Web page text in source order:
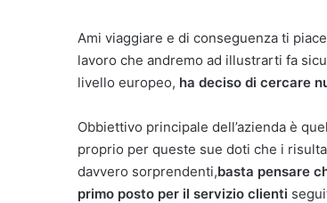
Ami viaggiare e di conseguenza ti
lavoro che andremo ad illustrarti fa
livello europeo, ha deciso di cercare
Obbiettivo principale dell’azienda è
proprio per queste sue doti che i
davvero sorprendenti,basta pensare
primo posto per il servizio clienti